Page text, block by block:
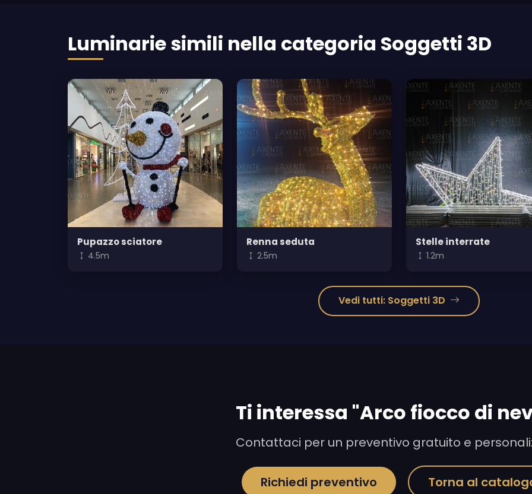
Luminarie simili nella categoria Soggetti 3D
Pupazzo sciatore
4.5m
Renna seduta
2.5m
Stelle interrate
1.2m
Vedi tutti: Soggetti 3D
Ti interessa "Arco fiocco di
Contattaci per un preventivo gratuito e
Richiedi preventivo Torna al